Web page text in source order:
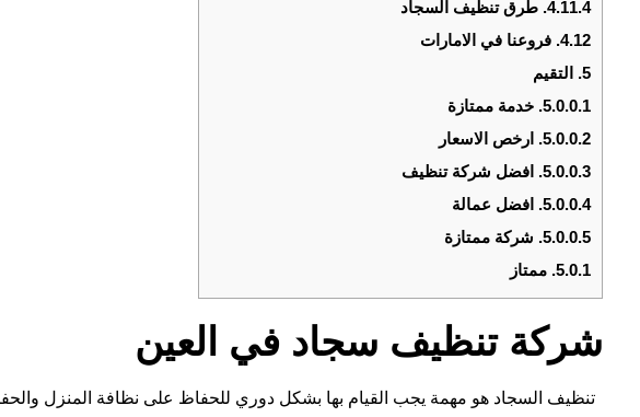
4.11.4. طرق تنظيف السجاد
4.12. فروعنا في الامارات
5.
التقيم
5.0.0.1. خدمة ممتازة
5.0.0.2.
ارخص الاسعار
5.0.0.3.
افضل شركة تنظيف
5.0.0.4.
افضل عمالة
5.0.0.5. شركة ممتازة
5.0.1. ممتاز
شركة تنظيف سجاد في العين
تنظيف السجاد هو مهمة يجب القيام بها بشكل دوري للحفاظ على نظافة المنزل